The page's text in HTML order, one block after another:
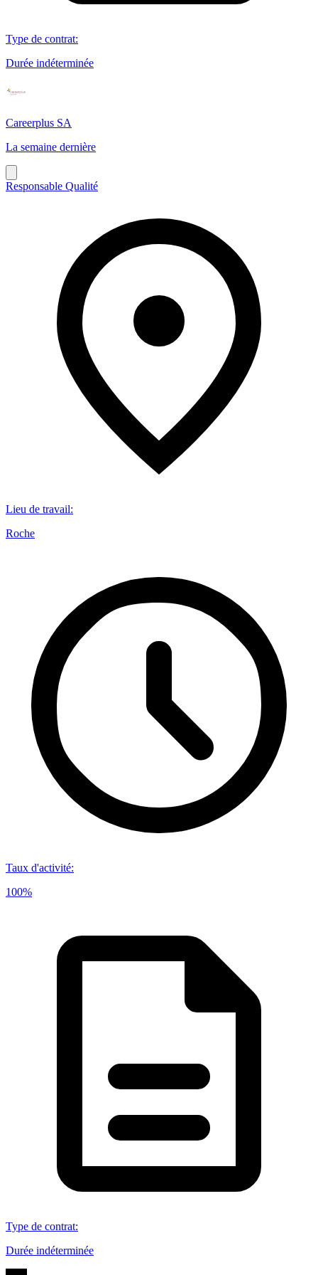
Type de contrat:
Durée indéterminée
Careerplus SA
La semaine dernière
Responsable Qualité
Lieu de travail:
Roche
Taux d'activité:
100%
Type de contrat:
Durée indéterminée